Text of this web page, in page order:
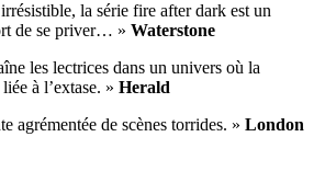
la série fire after dark est un
de se priver… » Waterstone
les lectrices dans un univers où la
à l’extase. » Herald
agrémentée de scènes torrides. » London